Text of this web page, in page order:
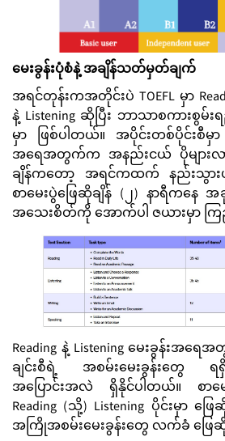
မေးခွန်းပုံစံနဲ့ အချိန်သတ်မှတ်ချက်
အရင်တုန်းကအတိုင်းပဲ TOEFL မှာ
နဲ့ Listening ဆိုပြီး ဘာသာစကားစွမ်
မှာ ဖြစ်ပါတယ်။ အပိုင်းတစ်ပိုင်းစီမှ
အရေအတွက်က အနည်းငယ် ပိုများလ
ချိန်ကတော့ အရင်ကထက် နည်းသွာ
စာမေးပွဲဖြေဆိုချိန် (၂) နာရီကနေ
အသေးစိတ်ကို အောက်ပါ ဇယားမှာ က
Reading နဲ့ Listening မေးခွန်းအ
ချင်းစီရဲ့ အစမ်းမေးခွန်းတွေ
အပြောင်းအလဲ ရှိနိုင်ပါတယ်။ စာမ
Reading (သို့) Listening ပိုင်းမှာ
အကြိုအစမ်းမေးခွန်းတွေ လက်ခံ ဖြေဆို